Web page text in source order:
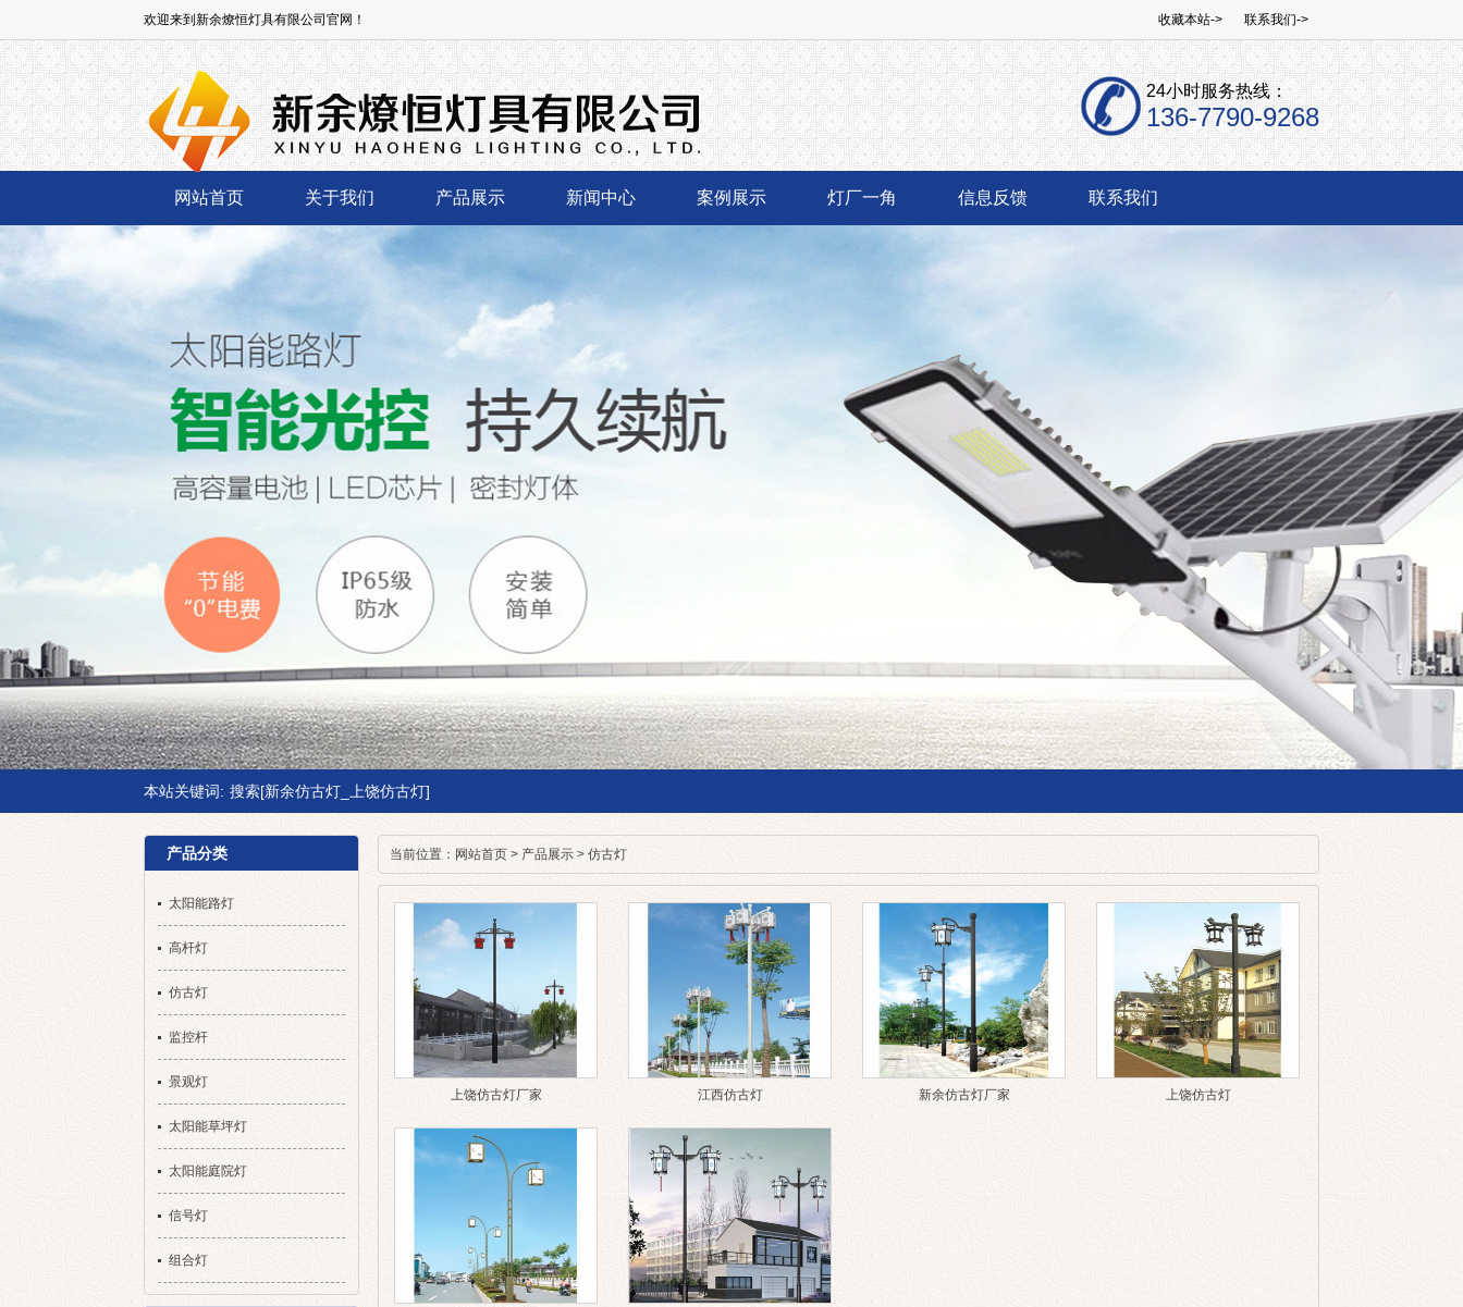
收藏本站-> 联系我们->
欢迎来到新余燎恒灯具有限公司官网！
24小时服务热线：
136-7790-9268
网站首页 关于我们 产品展示 新闻中心 案例展示 灯厂一角 信息反馈 联系我们
本站关键词: 搜索[新余仿古灯_上饶仿古灯]
当前位置： 网站首页 > 产品展示 > 仿古灯
上饶仿古灯厂家 江西仿古灯 新余仿古灯厂家 上饶仿古灯
产品分类
太阳能路灯
高杆灯
仿古灯
监控杆
景观灯
太阳能草坪灯
太阳能庭院灯
信号灯
组合灯